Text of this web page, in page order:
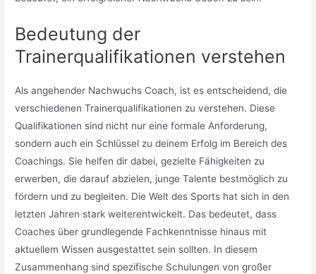
Bedeutung der
Trainerqualifikationen verstehen
Als angehender Nachwuchs Coach, ist es entscheidend, die
verschiedenen Trainerqualifikationen zu verstehen. Diese
Qualifikationen sind nicht nur eine formale Anforderung,
sondern auch ein Schlüssel zu deinem Erfolg im Bereich des
Coachings. Sie helfen dir dabei, gezielte Fähigkeiten zu
erwerben, die darauf abzielen, junge Talente bestmöglich zu
fördern und zu begleiten. Die Welt des Sports hat sich in den
letzten Jahren stark weiterentwickelt. Das bedeutet, dass
Coaches über grundlegende Fachkenntnisse hinaus mit
aktuellem Wissen ausgestattet sein sollten. In diesem
Zusammenhang sind spezifische Schulungen von großer